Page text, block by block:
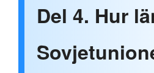
Del 4. Hur